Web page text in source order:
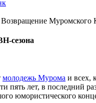
Возвращение Муромского
сезона
молодежь Мурома и всех,
пять лет, в последний
юмористического